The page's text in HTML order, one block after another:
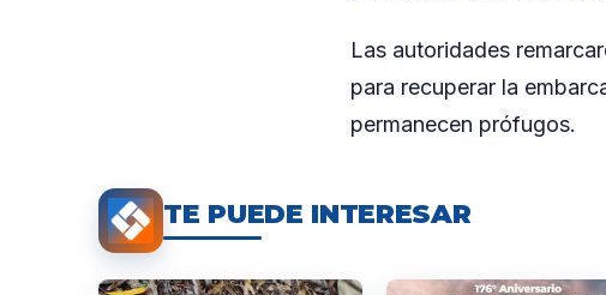
Las autoridades
para recuperar la
permanecen prófugos.
TE PUEDE INTERESAR